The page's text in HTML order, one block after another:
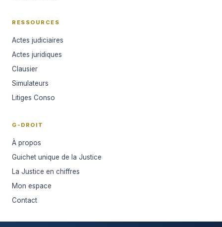
RESSOURCES
Actes judiciaires
Actes juridiques
Clausier
Simulateurs
Litiges Conso
G-DROIT
À propos
Guichet unique de la Justice
La Justice en chiffres
Mon espace
Contact